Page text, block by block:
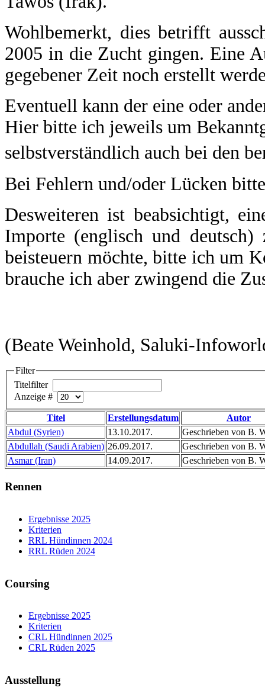
Wohlbemerkt, dies betrifft
2005 in die Zucht gingen. Eine
gegebener Zeit noch erstellt
Eventuell kann der eine oder
Hier bitte ich jeweils um
selbstverständlich auch bei den
Bei Fehlern und/oder Lücken
Desweiteren ist beabsichtigt,
Importe (englisch und
beisteuern möchte, bitte ich um
brauche ich aber zwingend die
(Beate Weinhold, Saluki-
Filter
Titelfilter
Anzeige #
Titel Erstellungsdatum
Autor
Abdul (Syrien)
13.10.2017.
Geschrieben von B.
Abdullah (Saudi Arabien) 26.09.2017.
Geschrieben von B.
Asmar (Iran)
14.09.2017. Geschrieben von B.
Rennen
Ergebnisse 2025
Kriterien
RRL Hündinnen 2024
RRL Rüden 2024
Coursing
Ergebnisse 2025
Kriterien
CRL Hündinnen 2025
CRL Rüden 2025
Ausstellung